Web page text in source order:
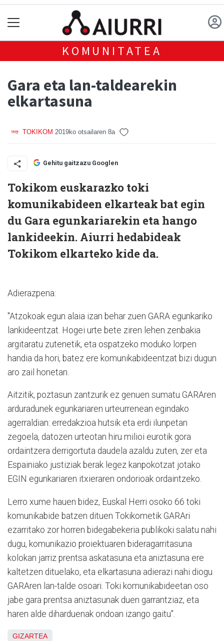
KOMUNITATEA
Gara eta lan-taldearekin
elkartasuna
TOKIKOM 2019ko otsailaren 8a
Gehitu gaitzazu Googlen
Tokikom euskarazko toki
komunikabideen elkarteak bat egin
du Gara egunkariarekin eta hango
lankideekin. Aiurri hedabideak
Tokikom elkarteko kide da.
Adierazpena:
"Atzokoak egun alaia izan behar zuen GARA egunkariko
lankideentzat. Hogei urte bete ziren lehen zenbakia
argitaratu zutenetik, eta ospatzeko moduko lorpen
handia da hori, batez ere komunikabideentzat bizi dugun
aro zail honetan.
Aitzitik, poztasun zantzurik ez genuen sumatu GARAren
arduradunek egunkariaren urteurrenean egindako
agerraldian: erredakzioa hutsik eta erdi ilunpetan
zegoela, datozen urteotan hiru milioi eurotik gora
ordaintzera derrigortuta daudela azaldu zuten, zer eta
Espainiako justiziak berak legez kanpokotzat jotako
EGIN egunkariaren itxieraren ondorioak ordaintzeko.
Lerro xume hauen bidez, Euskal Herri osoko 66 toki
komunikabide batzen dituen Tokikometik GARAri
ezarritako zor horren bidegabekeria publikoki salatu nahi
dugu, komunikazio proiektuaren bideragarritasuna
kolokan jarriz prentsa askatasuna eta aniztasuna ere
kaltetzen dituelako, eta elkartasuna adierazi nahi diogu
GARAren lan-talde osoari. Toki komunikabideetan oso
jabe gara prentsa aniztasunak duen garrantziaz, eta
haren alde diharduenak ondoan izango gaitu".
GIZARTEA